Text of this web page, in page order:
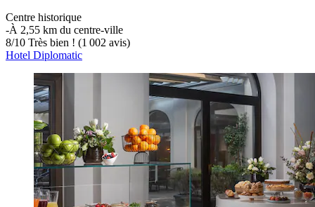
Centre historique
‐À 2,55 km du centre-ville
8/10 Très bien ! (1 002 avis)
Hotel Diplomatic